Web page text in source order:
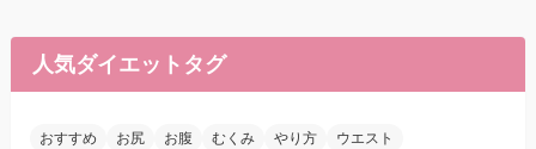
人気ダイエットタグ
おすすめ お尻 お腹 むくみ やり方
ウエスト